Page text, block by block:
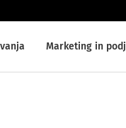
Marketing in